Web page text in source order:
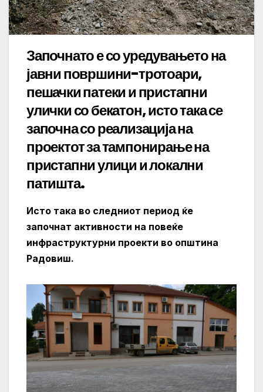
Започнато е со уредувањето на
јавни површини-тротоари,
пешачки патеки и пристапни
улички со бекатон, исто така се
започна со реализација на
проектот за тампонирање на
пристапни улици и локални
патишта.
Исто така во следниот период ќе
започнат активности на повеќе
инфраструктурни проекти во општина
Радовиш.